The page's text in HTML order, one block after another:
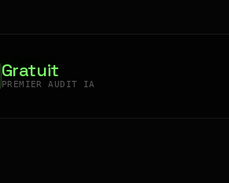
Gratuit
PREMIER AUDIT IA